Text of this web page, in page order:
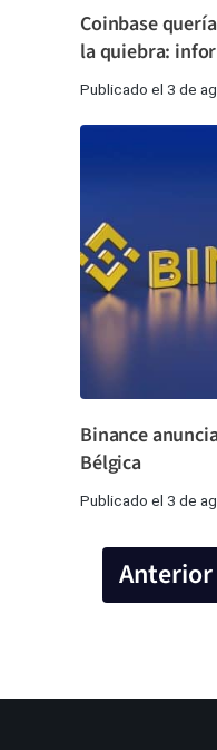
Coinbase
la quiebra:
Publicado el 3 de
Binance
Bélgica
Publicado el 3 de
Anterior